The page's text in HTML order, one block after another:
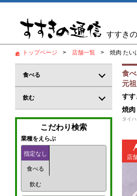
すすき
トップページ 店舗一覧 焼肉 たい
食
元
すす
焼肉
タイ
店
食べる
居酒屋
郷土料理
鍋料理
創作料理
海鮮料理
飲む
バー
カジュアルバー
コンカフェ
ガールズバー
パブ
こだわり検索
業種をえらぶ
指定なし
食べる
飲む